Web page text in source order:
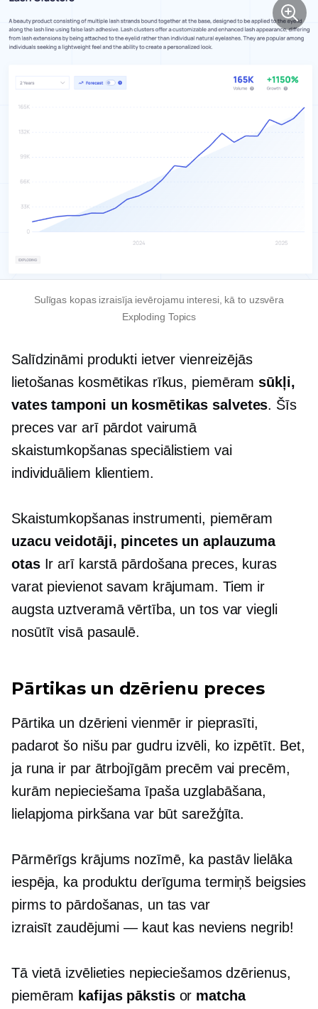
Sulīgas kopas izraisīja ievērojamu interesi, kā to uzsvēra
Exploding Topics
Salīdzināmi produkti ietver vienreizējās
lietošanas kosmētikas rīkus, piemēramsūkļi,
vates tamponi un kosmētikas salvetes. Šīs
preces var arī pārdot vairumā
skaistumkopšanas speciālistiem vai
individuāliem klientiem.
Skaistumkopšanas instrumenti, piemēram
uzacu veidotāji, pincetes un aplauzuma
otasIr arī karstā pārdošana preces, kuras
varat pievienot savam krājumam. Tiem ir
augsta uztveramā vērtība, un tos var viegli
nosūtīt visā pasaulē.
Pārtikas un dzērienu preces
Pārtika un dzērieni vienmēr ir pieprasīti,
padarot šo nišu par gudru izvēli, ko izpētīt. Bet,
ja runa ir par ātrbojīgām precēm vai precēm,
kurām nepieciešama īpaša uzglabāšana,
lielapjoma pirkšana var būt sarežģīta.
Pārmērīgs krājums nozīmē, ka pastāv lielāka
iespēja, ka produktu derīguma termiņš beigsies
pirms to pārdošanas, un tas var
izraisīt zaudējumi — kaut kas neviens negrib!
Tā vietā izvēlieties nepieciešamos dzērienus,
piemēram kafijas pākstisor matcha